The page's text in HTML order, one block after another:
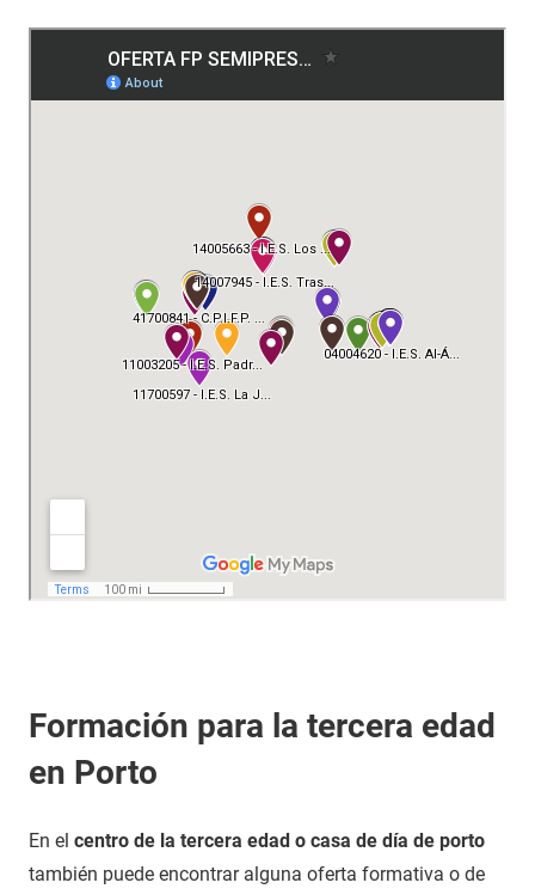
Formación para la tercera edad
en Porto
En el centro de la tercera edad o casa de día de porto
también puede encontrar alguna oferta formativa o de